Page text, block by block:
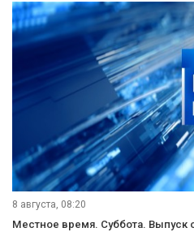
8 августа, 08:20
Местное время. Суббота. Выпуск